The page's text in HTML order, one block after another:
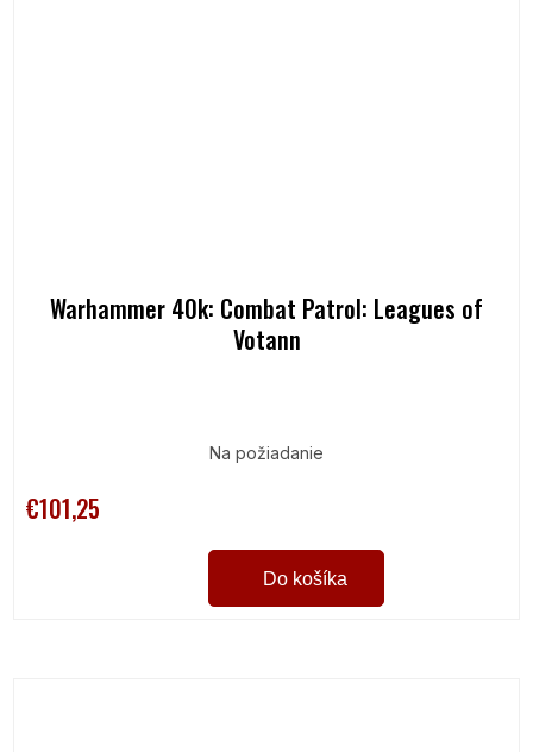
Warhammer 40k: Combat Patrol: Leagues of
Votann
Na požiadanie
€101,25
Do košíka